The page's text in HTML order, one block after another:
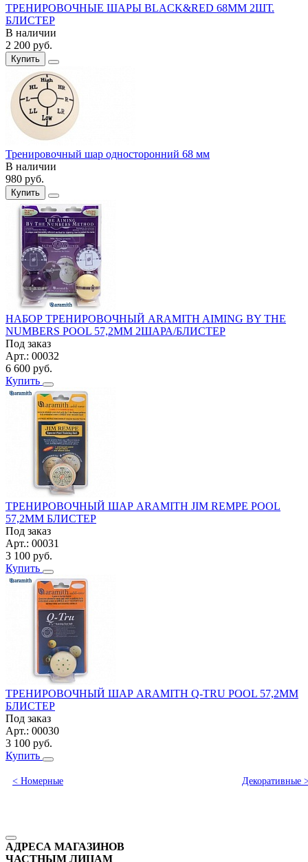
ТРЕНИРОВОЧНЫЕ ШАРЫ BLACK&RED 68ММ 2ШТ.
БЛИСТЕР
В наличии
2 200 руб.
Купить
Тренировочный шар односторонний 68 мм
В наличии
980 руб.
Купить
НАБОР ТРЕНИРОВОЧНЫЙ ARAMITH AIMING BY THE
NUMBERS POOL 57,2ММ 2ШАРА/БЛИСТЕР
Под заказ
Арт.: 00032
6 600 руб.
Купить
ТРЕНИРОВОЧНЫЙ ШАР ARAMITH JIM REMPE POOL
57,2ММ БЛИСТЕР
Под заказ
Арт.: 00031
3 100 руб.
Купить
ТРЕНИРОВОЧНЫЙ ШАР ARAMITH Q-TRU POOL 57,2ММ
БЛИСТЕР
Под заказ
Арт.: 00030
3 100 руб.
Купить
< Номерные Декоративные
АДРЕСА МАГАЗИНОВ
ЧАСТНЫМ ЛИЦАМ